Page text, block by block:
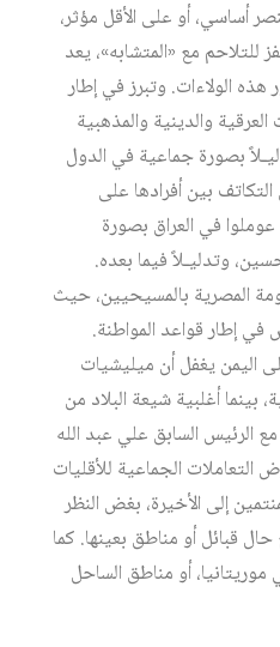
أساسي، أو على الأقل مؤثر،
للتلاحم مع «المتشابه»، يعد
الولاءات. وتبرز في إطار
العرقية والدينية والمذهبية
بصورة جماعية في الدول
بين أفرادها على
عوملوا في العراق بصورة
وتدليـلاً فيما بعده.
المصرية بالمسيحيين، حيث
في إطار قواعد المواطنة.
اليمن يغفل أن ميليشيات
بينما أغلبية شيعة البلاد من
الرئيس السابق علي عبد الله
التعاملات الجماعية للأقليات
إلى الأخيرة، بغض النظر
قبائل أو مناطق بعينها. كما
أو مناطق الساحل